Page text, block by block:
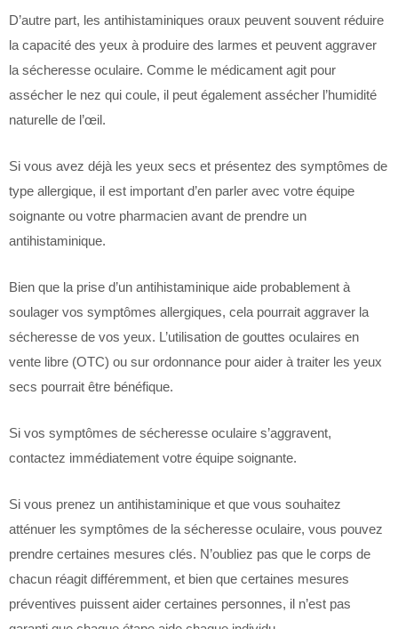
D’autre part, les antihistaminiques oraux peuvent souvent réduire
la capacité des yeux à produire des larmes et peuvent aggraver
la sécheresse oculaire. Comme le médicament agit pour
assécher le nez qui coule, il peut également assécher l’humidité
naturelle de l’œil.
Si vous avez déjà les yeux secs et présentez des symptômes de
type allergique, il est important d’en parler avec votre équipe
soignante ou votre pharmacien avant de prendre un
antihistaminique.
Bien que la prise d’un antihistaminique aide probablement à
soulager vos symptômes allergiques, cela pourrait aggraver la
sécheresse de vos yeux. L’utilisation de gouttes oculaires en
vente libre (OTC) ou sur ordonnance pour aider à traiter les yeux
secs pourrait être bénéfique.
Si vos symptômes de sécheresse oculaire s’aggravent,
contactez immédiatement votre équipe soignante.
Si vous prenez un antihistaminique et que vous souhaitez
atténuer les symptômes de la sécheresse oculaire, vous pouvez
prendre certaines mesures clés. N’oubliez pas que le corps de
chacun réagit différemment, et bien que certaines mesures
préventives puissent aider certaines personnes, il n’est pas